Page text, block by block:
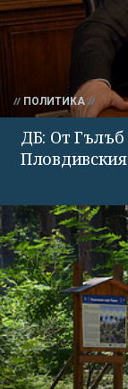
ПОЛИТИКА
ДБ: От Гълъб